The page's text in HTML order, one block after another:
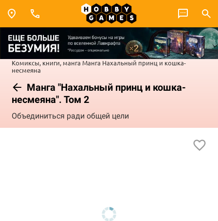
Комиксы, книги, манга Манга Нахальный принц и кошка-
несмеяна
Манга "Нахальный принц и кошка-
несмеяна". Том 2
Объединиться ради общей цели